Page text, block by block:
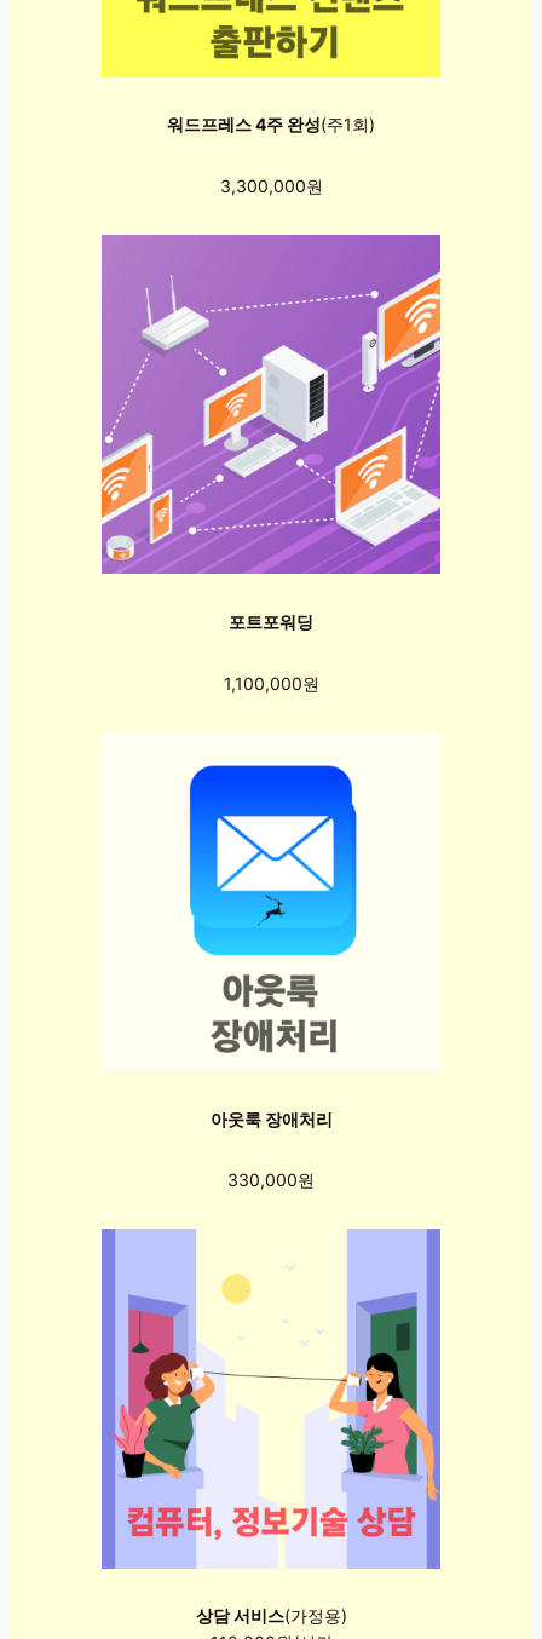
워드프레스 4주 완성(주1회)
3,300,000원
포트포워딩
1,100,000원
아웃룩 장애처리
330,000원
상담 서비스(가정용)